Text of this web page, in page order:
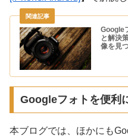
Google
と解決
像を見
Googleフォトを便利
本ブログでは、ほかにも